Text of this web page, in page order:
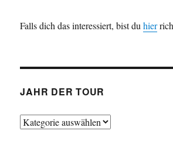
Falls dich das interessiert, bist duhier
JAHR DER TOUR
Jahr